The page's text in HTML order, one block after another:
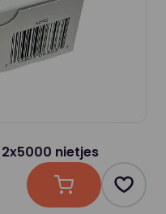
nietjes
In winkelwagen